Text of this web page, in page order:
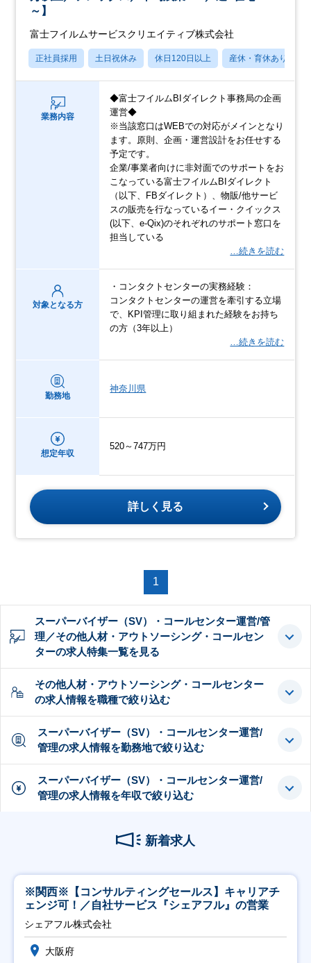
～】
富士フイルムサービスクリエイティブ株式会社
正社員採用 土日祝休み 休日120日以上 産休・育休あり
業務内容
◆富士フイルムBIダイレクト事務局の企画
運営◆
※当該窓口はWEBでの対応がメインとなり
ます。原則、企画・運営設計をお任せする
予定です。
企業/事業者向けに非対面でのサポートをお
こなっている富士フイルムBIダイレクト
（以下、FBダイレクト）、物販/他サービ
スの販売を行なっているイー・クイックス
(以下、e-Qix)のそれぞれのサポート窓口を
担当している
…続きを読む
対象となる方
・コンタクトセンターの実務経験：
コンタクトセンターの運営を牽引する立場
で、KPI管理に取り組まれた経験をお持ち
の方（3年以上）
…続きを読む
勤務地
神奈川県
想定年収
520～747万円
詳しく見る
1
スーパーバイザー（SV）・コールセンター運営/管
理／その他人材・アウトソーシング・コールセン
ターの求人特集一覧を見る
その他人材・アウトソーシング・コールセンター
の求人情報を職種で絞り込む
スーパーバイザー（SV）・コールセンター運営/
管理の求人情報を勤務地で絞り込む
スーパーバイザー（SV）・コールセンター運営/
管理の求人情報を年収で絞り込む
新着求人
※関西※【コンサルティングセールス】キャリアチ
ェンジ可！／自社サービス『シェアフル』の営業
シェアフル株式会社
大阪府